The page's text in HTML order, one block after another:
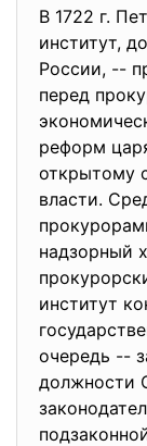
В 1722 г.
институт,
России, --
перед
реформ
открытому
власти.
надзорный
институт
очередь --
должности